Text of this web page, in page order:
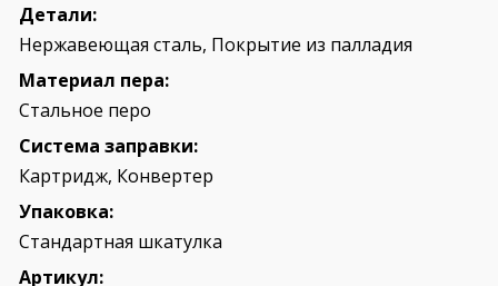
Детали:
Нержавеющая сталь, Покрытие из палладия
Материал пера:
Стальное перо
Система заправки:
Картридж, Конвертер
Упаковка:
Стандартная шкатулка
Артикул: